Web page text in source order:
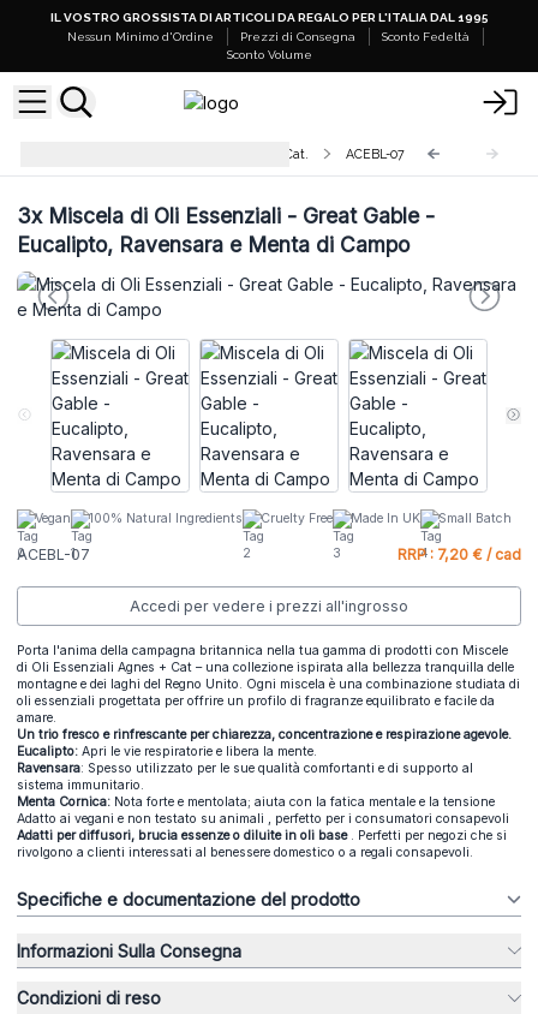
IL VOSTRO GROSSISTA DI ARTICOLI DA REGALO PER L'ITALIA DAL 1995
Nessun Minimo d'Ordine
Prezzi di Consegna
Sconto Fedeltà
Sconto Volume
Miscele di Oli Essenziali Agnes + Cat. ACEBL-07
3xMiscela di Oli Essenziali - Great Gable -
Eucalipto, Ravensara e Menta di Campo
Vegan 100% Natural Ingredients Cruelty Free Made In UK Small Batch
ACEBL-07 RRP : 7,20 € / cad
Accedi per vedere i prezzi all'ingrosso
Porta l'anima della campagna britannica nella tua gamma di prodotti con Miscele
di Oli Essenziali Agnes + Cat – una collezione ispirata alla bellezza tranquilla delle
montagne e dei laghi del Regno Unito. Ogni miscela è una combinazione studiata di
oli essenziali progettata per offrire un profilo di fragranze equilibrato e facile da
amare.
Un trio fresco e rinfrescante per chiarezza, concentrazione e respirazione agevole.
Eucalipto: Apri le vie respiratorie e libera la mente.
Ravensara: Spesso utilizzato per le sue qualità comfortanti e di supporto al
sistema immunitario.
Menta Cornica: Nota forte e mentolata; aiuta con la fatica mentale e la tensione
Adatto ai vegani e non testato su animali , perfetto per i consumatori consapevoli
Adatti per diffusori, brucia essenze o diluite in oli base
. Perfetti per negozi che si
rivolgono a clienti interessati al benessere domestico o a regali consapevoli.
Specifiche e documentazione del prodotto
Informazioni Sulla Consegna
Condizioni di reso